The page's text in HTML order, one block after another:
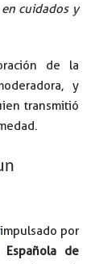
cuidados y
de la
y
transmitió
por
Española de